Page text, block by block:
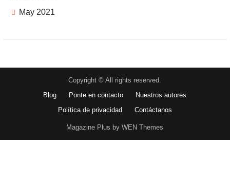
May 2021
Copyright © All rights reserved.
Blog
Ponte en contacto
Nuestros autores
Política de privacidad
Contáctanos
Magazine Plus by WEN Themes